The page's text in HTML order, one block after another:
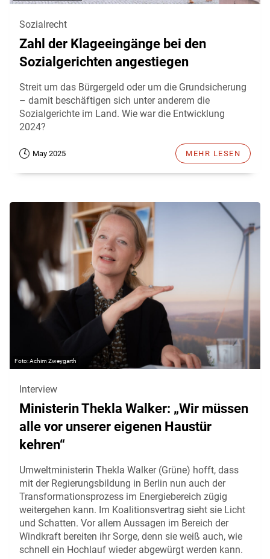
Sozialrecht
Zahl der Klageeingänge bei den
Sozialgerichten angestiegen
Streit um das Bürgergeld oder um die Grundsicherung
– damit beschäftigen sich unter anderem die
Sozialgerichte im Land. Wie war die Entwicklung
2024?
May 2025 MEHR LESEN
Achim Zweygarth
Interview
Ministerin Thekla Walker: „Wir müssen
alle vor unserer eigenen Haustür
kehren“
Umweltministerin Thekla Walker (Grüne) hofft, dass
mit der Regierungsbildung in Berlin nun auch der
Transformationsprozess im Energiebereich zügig
weitergehen kann. Im Koalitionsvertrag sieht sie Licht
und Schatten. Vor allem Aussagen im Bereich der
Windkraft bereiten ihr Sorge, denn sie weiß auch, wie
schnell ein Hochlauf wieder abgewürgt werden kann.